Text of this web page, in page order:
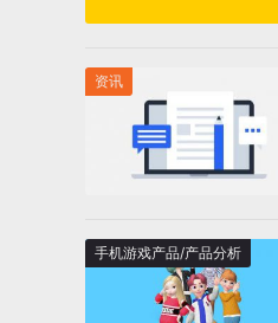
资讯
手机游戏产品/产品分析